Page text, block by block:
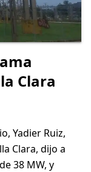
Clara
Yadier Ruiz,
Clara, dijo a
38 MW, y